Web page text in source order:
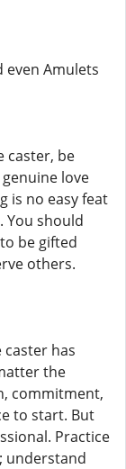
even Amulets
caster, be
love
is no easy feat
You should
be gifted
others.
caster has
the
commitment,
to start. But
Practice
understand